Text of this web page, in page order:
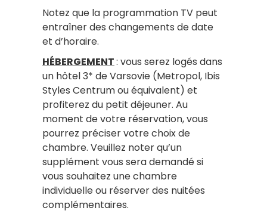
Notez que la programmation TV peut
entraîner des changements de date
et d’horaire.
HÉBERGEMENT: vous serez logés dans
un hôtel 3* de Varsovie (Metropol, Ibis
Styles Centrum ou équivalent) et
profiterez du petit déjeuner. Au
moment de votre réservation, vous
pourrez préciser votre choix de
chambre. Veuillez noter qu’un
supplément vous sera demandé si
vous souhaitez une chambre
individuelle ou réserver des nuitées
complémentaires.